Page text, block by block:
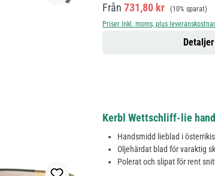
Försäljningspris:
Från731,80 kr Ordinarie pris:
(10% sparat)
Priser inkl. moms, plus
Detaljer
Kerbl Wettschliff-lie
Handsmidd lieblad i
Oljehärdat blad för varaktig
Polerat och slipat för rent